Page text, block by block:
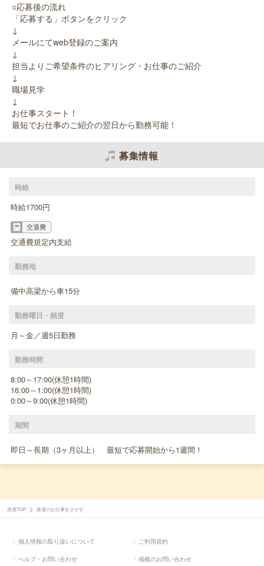
○応募後の流れ
「応募する」ボタンをクリック
↓
メールにてweb登録のご案内
↓
担当よりご希望条件のヒアリング・お仕事のご紹介
↓
職場見学
↓
お仕事スタート！
最短でお仕事のご紹介の翌日から勤務可能！
募集情報
時給
時給1700円
交通費
交通費規定内支給
勤務地
備中高梁から車15分
勤務曜日・頻度
月～金／週5日勤務
勤務時間
8:00～17:00(休憩1時間)
16:00～1:00(休憩1時間)
0:00～9:00(休憩1時間)
期間
即日～長期（3ヶ月以上） 最短で応募開始から1週間！
派遣TOP 派遣のお仕事をさがす
個人情報の取り扱いについて ご利用規約
ヘルプ・お問い合わせ 掲載のお問い合わせ